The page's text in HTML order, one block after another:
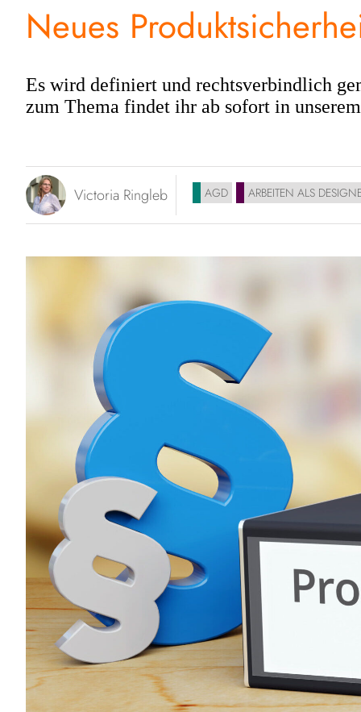
Neues
Es wird definiert und rechtsverbindlich
zum Thema findet ihr ab sofort in
Victoria Ringleb AGD ARBEITEN ALS